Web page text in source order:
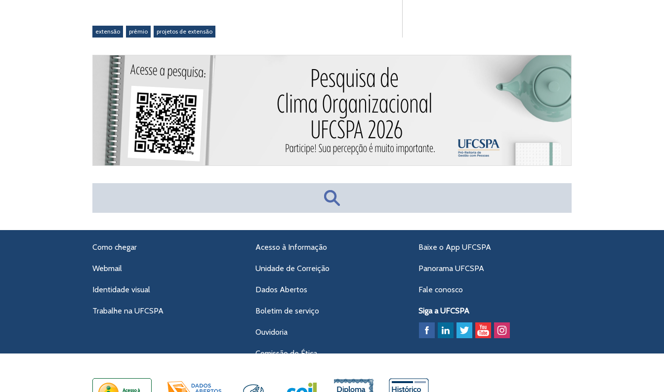
extensão prêmio projetos de extensão
Como chegar
Webmail
Identidade visual
Trabalhe na UFCSPA
Acesso à Informação
Unidade de Correição
Dados Abertos
Boletim de serviço
Ouvidoria
Comissão de Ética
Baixe o App UFCSPA
Panorama UFCSPA
Fale conosco
Siga a UFCSPA